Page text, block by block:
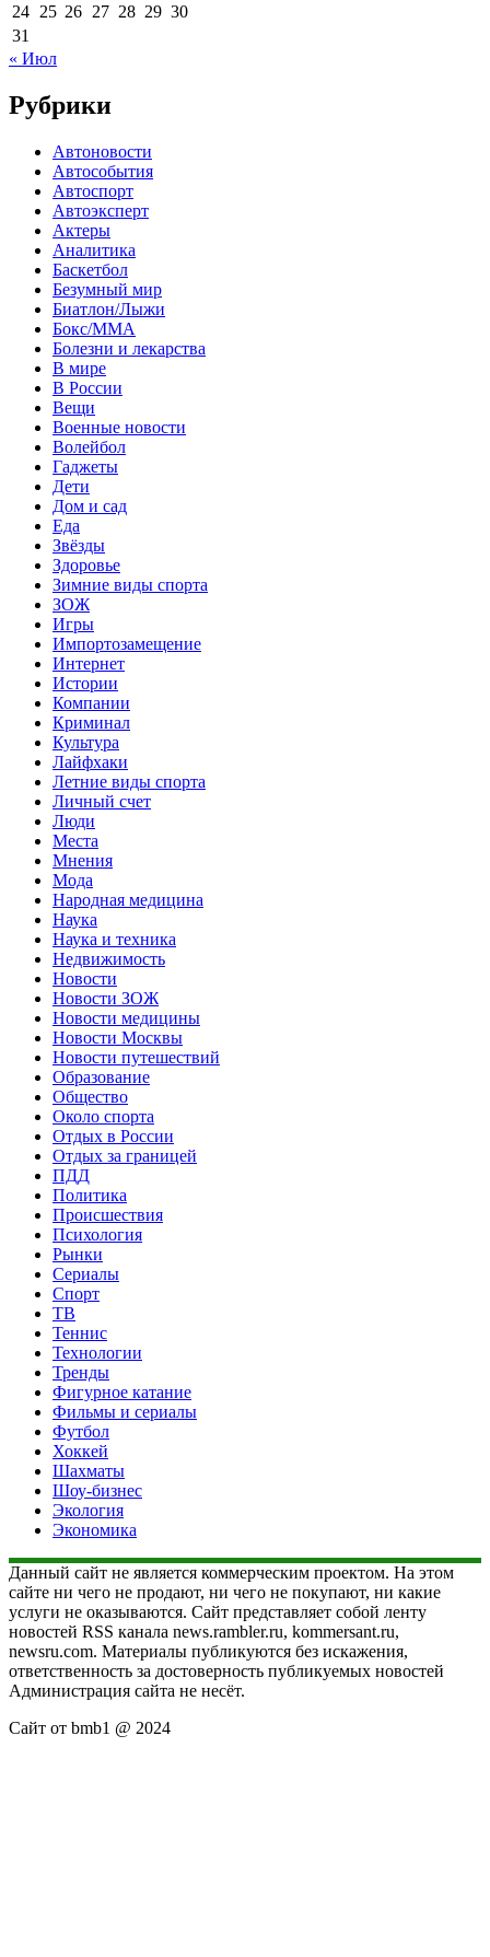
24 25 26 27 28 29 30
31
« Июл
Рубрики
Автоновости
Автособытия
Автоспорт
Автоэксперт
Актеры
Аналитика
Баскетбол
Безумный мир
Биатлон/Лыжи
Бокс/MMA
Болезни и лекарства
В мире
В России
Вещи
Военные новости
Волейбол
Гаджеты
Дети
Дом и сад
Еда
Звёзды
Здоровье
Зимние виды спорта
ЗОЖ
Игры
Импортозамещение
Интернет
Истории
Компании
Криминал
Культура
Лайфхаки
Летние виды спорта
Личный счет
Люди
Места
Мнения
Мода
Народная медицина
Наука
Наука и техника
Недвижимость
Новости
Новости ЗОЖ
Новости медицины
Новости Москвы
Новости путешествий
Образование
Общество
Около спорта
Отдых в России
Отдых за границей
ПДД
Политика
Происшествия
Психология
Рынки
Сериалы
Спорт
ТВ
Теннис
Технологии
Тренды
Фигурное катание
Фильмы и сериалы
Футбол
Хоккей
Шахматы
Шоу-бизнес
Экология
Экономика
Данный сайт не является коммерческим проектом. На этом
сайте ни чего не продают, ни чего не покупают, ни какие
услуги не оказываются. Сайт представляет собой ленту
новостей RSS канала news.rambler.ru, kommersant.ru,
newsru.com. Материалы публикуются без искажения,
ответственность за достоверность публикуемых новостей
Администрация сайта не несёт.
Сайт от bmb1 @ 2024